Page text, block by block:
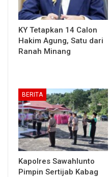
KY Tetapkan 14 Calon
Hakim Agung, Satu dari
Ranah Minang
BERITA
Kapolres Sawahlunto
Pimpin Sertijab Kabag